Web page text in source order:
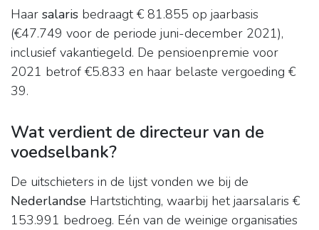
Haar salaris bedraagt € 81.855 op jaarbasis
(€47.749 voor de periode juni-december 2021),
inclusief vakantiegeld. De pensioenpremie voor
2021 betrof €5.833 en haar belaste vergoeding €
39.
Wat verdient de directeur van de
voedselbank?
De uitschieters in de lijst vonden we bij de
Nederlandse Hartstichting, waarbij het jaarsalaris €
153.991 bedroeg. Eén van de weinige organisaties